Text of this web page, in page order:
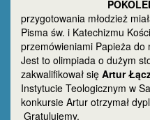
przygotowania młodzież
Pisma św. i Katechizmu
przemówieniami Papieża do
Jest to olimpiada o dużym
zakwalifikował się Artur
Instytucie Teologicznym w
konkursie Artur otrzymał
Gratulujemy.